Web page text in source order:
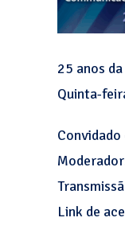
25 anos
Quinta-
Link de